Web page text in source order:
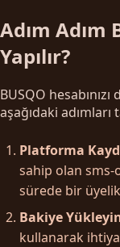
Adım Adım
Yapılır?
BUSQO
aşağıdaki
Platforma
sahip olan sms-
sürede bir
Bakiye
kullanarak